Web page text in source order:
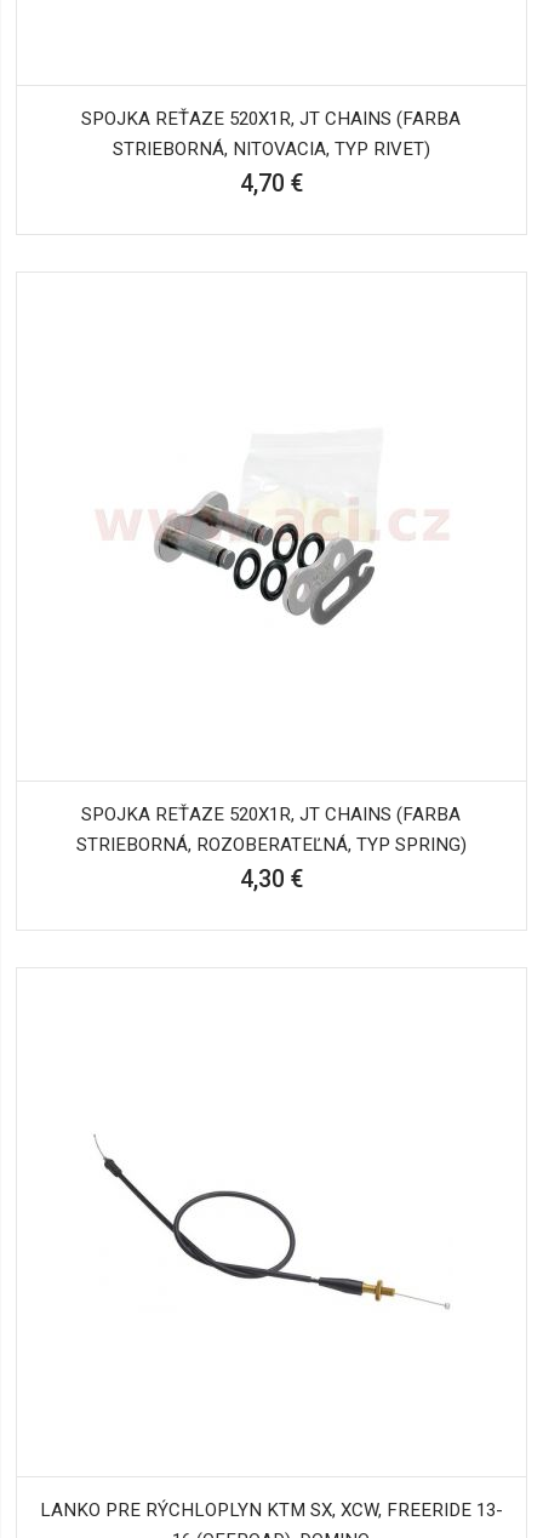
SPOJKA REŤAZE 520X1R, JT CHAINS (FARBA
STRIEBORNÁ, NITOVACIA, TYP RIVET)
4,70 €
SPOJKA REŤAZE 520X1R, JT CHAINS (FARBA
STRIEBORNÁ, ROZOBERATEĽNÁ, TYP SPRING)
4,30 €
LANKO PRE RÝCHLOPLYN KTM SX, XCW, FREERIDE 13-